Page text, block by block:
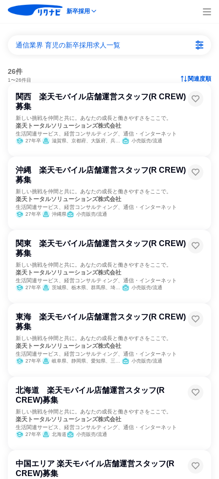
新卒採用
通信業界 育児の新卒採用求人一覧
26件
1〜26件目 関連度順
関西 楽天モバイル店舗運営スタッフ(R CREW)
募集
新しい挑戦を仲間と共に。あなたの成長と働きやすさをここで。
楽天トータルソリューションズ株式会社
生活関連サービス、経営コンサルティング、通信・インターネット
27年卒 滋賀県、京都府、大阪府、兵庫県、奈良県、和歌山県 小売販売/流通
沖縄 楽天モバイル店舗運営スタッフ(R CREW)
募集
新しい挑戦を仲間と共に。あなたの成長と働きやすさをここで。
楽天トータルソリューションズ株式会社
生活関連サービス、経営コンサルティング、通信・インターネット
27年卒 沖縄県 小売販売/流通
関東 楽天モバイル店舗運営スタッフ(R CREW)
募集
新しい挑戦を仲間と共に。あなたの成長と働きやすさをここで。
楽天トータルソリューションズ株式会社
生活関連サービス、経営コンサルティング、通信・インターネット
27年卒 茨城県、栃木県、群馬県、埼玉県、千葉県、東京都、神奈川県 小売販売/流通
東海 楽天モバイル店舗運営スタッフ(R CREW)
募集
新しい挑戦を仲間と共に。あなたの成長と働きやすさをここで。
楽天トータルソリューションズ株式会社
生活関連サービス、経営コンサルティング、通信・インターネット
27年卒 岐阜県、静岡県、愛知県、三重県 小売販売/流通
北海道 楽天モバイル店舗運営スタッフ(R
CREW)募集
新しい挑戦を仲間と共に。あなたの成長と働きやすさをここで。
楽天トータルソリューションズ株式会社
生活関連サービス、経営コンサルティング、通信・インターネット
27年卒 北海道 小売販売/流通
中国エリア 楽天モバイル店舗運営スタッフ(R
CREW)募集